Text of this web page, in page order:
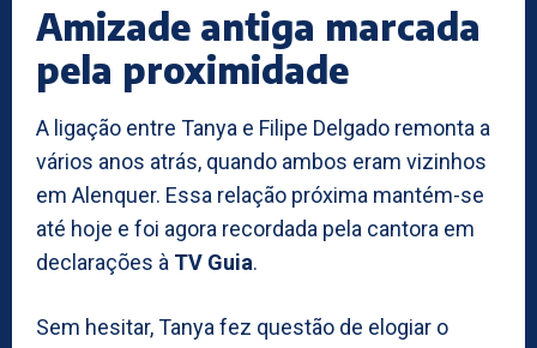
Amizade antiga marcada
pela proximidade
A ligação entre Tanya e Filipe Delgado remonta a
vários anos atrás, quando ambos eram vizinhos
em Alenquer. Essa relação próxima mantém-se
até hoje e foi agora recordada pela cantora em
declarações à TV Guia.
Sem hesitar, Tanya fez questão de elogiar o